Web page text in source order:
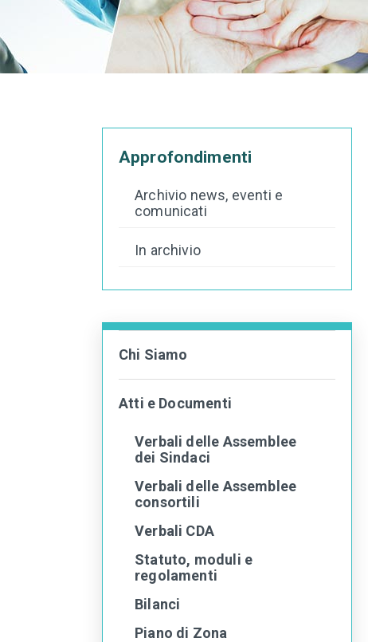
Approfondimenti
Archivio news, eventi e
comunicati
In archivio
Chi Siamo
Atti e Documenti
Verbali delle Assemblee
dei Sindaci
Verbali delle Assemblee
consortili
Verbali CDA
Statuto, moduli e
regolamenti
Bilanci
Piano di Zona